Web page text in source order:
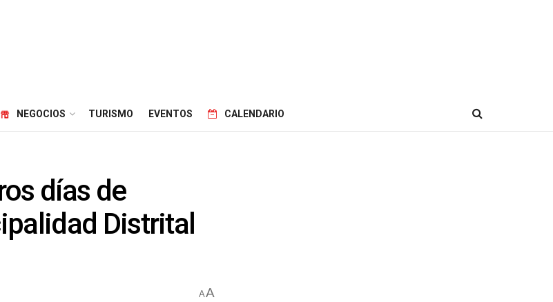
NEGOCIOS TURISMO EVENTOS CALENDARIO
días de
Distrital
AA